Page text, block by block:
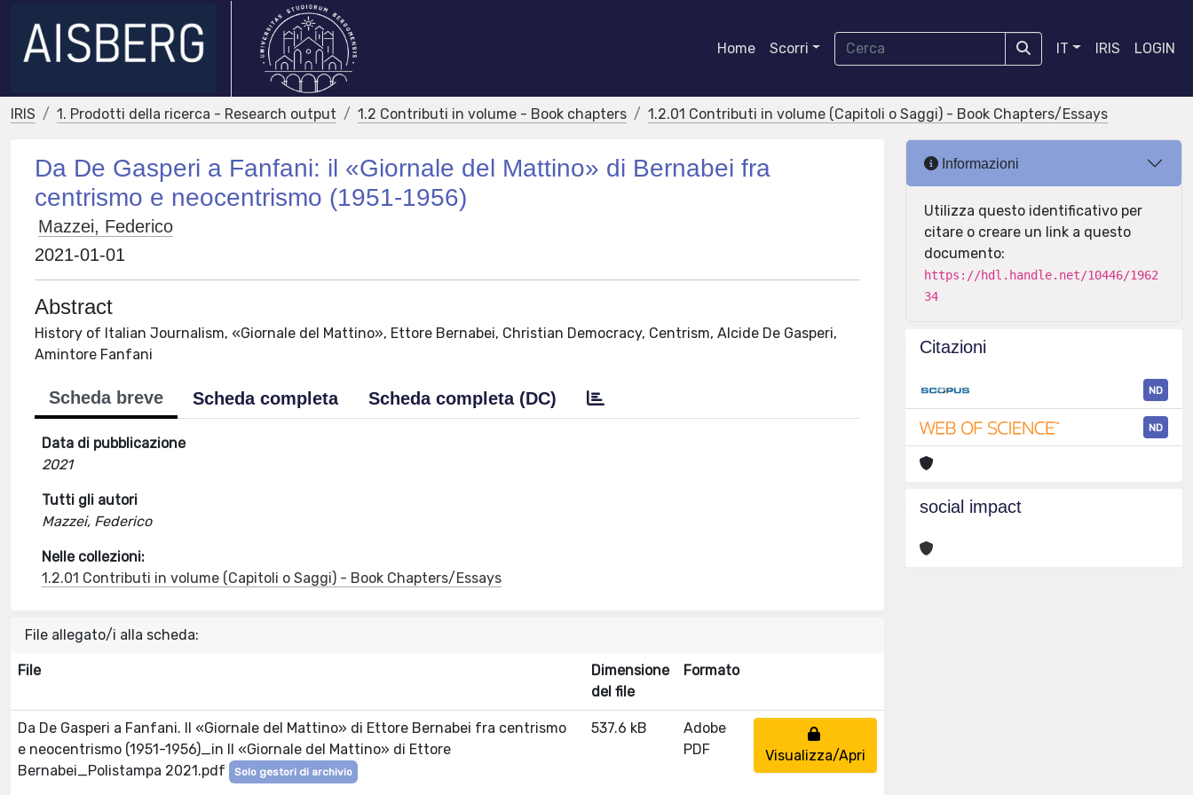
Home Scorri IT IRIS LOGIN
IRIS 1. Prodotti della ricerca - Research output 1.2 Contributi in volume - Book chapters 1.2.01 Contributi in volume (Capitoli o Saggi) - Book Chapters/Essays
Da De Gasperi a Fanfani: il «Giornale del Mattino» di Bernabei fra
centrismo e neocentrismo (1951-1956)
Mazzei, Federico
2021-01-01
Abstract
History of Italian Journalism, «Giornale del Mattino», Ettore Bernabei, Christian Democracy, Centrism, Alcide De Gasperi,
Amintore Fanfani
Scheda breve Scheda completa Scheda completa (DC)
Data di pubblicazione
2021
Tutti gli autori
Mazzei, Federico
Nelle collezioni:
1.2.01 Contributi in volume (Capitoli o Saggi) - Book Chapters/Essays
File allegato/i alla scheda:
File
Dimensione
del file
Formato
Da De Gasperi a Fanfani. Il «Giornale del Mattino» di Ettore Bernabei fra centrismo
e neocentrismo (1951-1956)_in Il «Giornale del Mattino» di Ettore
Bernabei_Polistampa 2021.pdf
Solo gestori di archivio
537.6 kB
Adobe
PDF
Visualizza/Apri
Informazioni
Utilizza questo identificativo per
citare o creare un link a questo
documento:
https://hdl.handle.net/10446/1962
34
Citazioni
ND
ND
social impact